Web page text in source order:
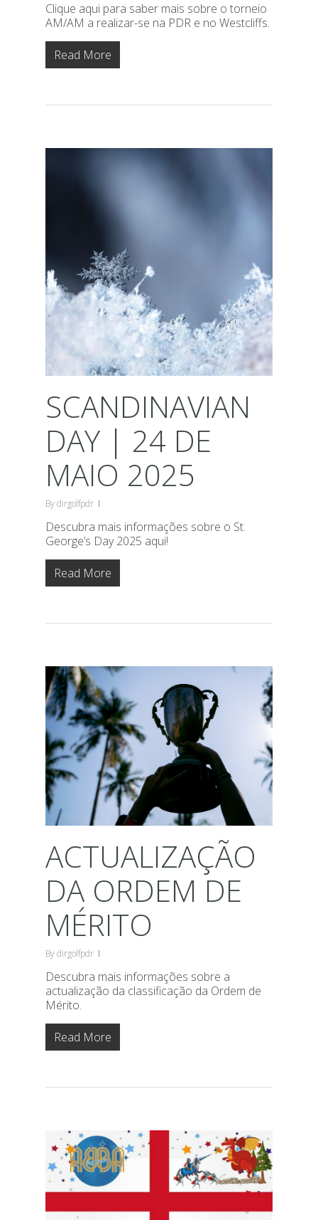
Clique aqui para saber mais sobre o torneio
AM/AM a realizar-se na PDR e no Westcliffs.
Read More
SCANDINAVIAN
DAY | 24 DE
MAIO 2025
Bydirgolfpdr
Descubra mais informações sobre o St.
George’s Day 2025 aqui!
Read More
ACTUALIZAÇÃO
DA ORDEM DE
MÉRITO
Bydirgolfpdr
Descubra mais informações sobre a
actualização da classificação da Ordem de
Mérito.
Read More